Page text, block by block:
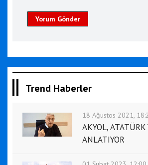
Yorum Gönder
Trend Haberler
18 Ağustos 2021,
AKYOL, ATATÜRK
ANLATIYOR